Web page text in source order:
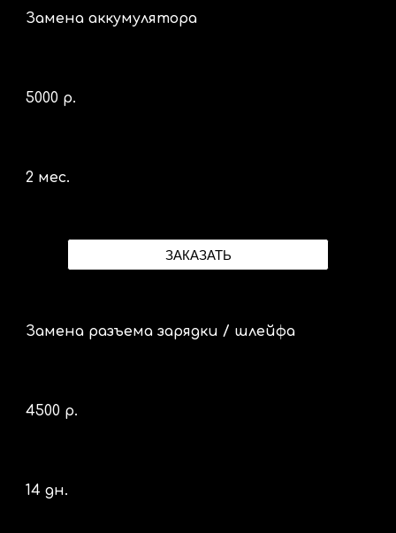
Замена аккумулятора
5000 р.
2 мес.
ЗАКАЗАТЬ
Замена разъема зарядки / шлейфа
4500 р.
14 дн.